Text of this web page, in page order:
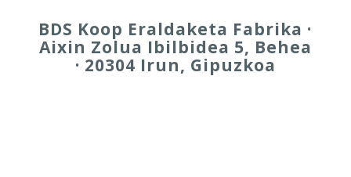
BDS Koop Eraldaketa Fabrika ·
Aixin Zolua Ibilbidea 5, Behea
· 20304 Irun, Gipuzkoa